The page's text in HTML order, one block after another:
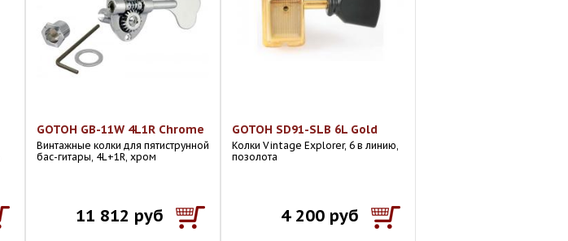
GOTOH GB-11W 4L1R Chrome
Винтажные колки для пятиструнной
бас-гитары, 4L+1R, хром
11 812 руб
GOTOH SD91-SLB 6L Gold
Колки Vintage Explorer, 6 в линию,
позолота
4 200 руб